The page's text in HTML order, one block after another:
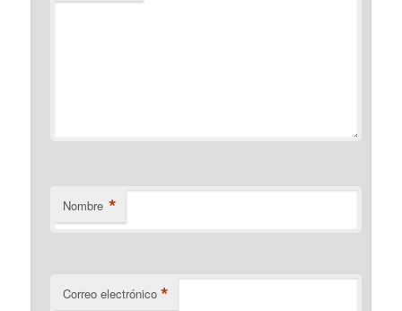
Nombre *
Correo electrónico *